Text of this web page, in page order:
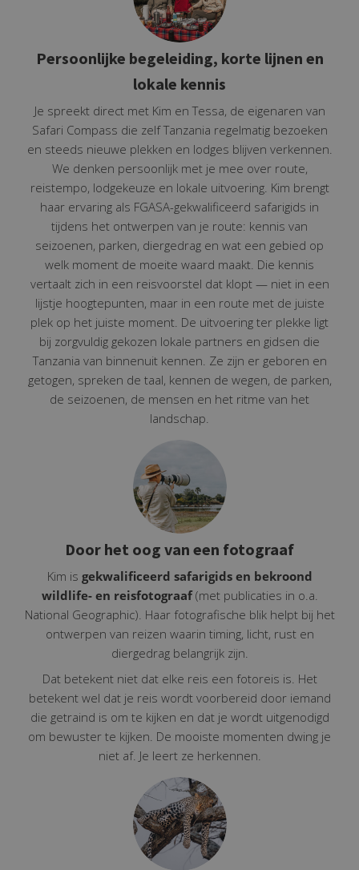
Persoonlijke begeleiding, korte lijnen en
lokale kennis
Je spreekt direct met Kim en Tessa, de eigenaren van
Safari Compass die zelf Tanzania regelmatig bezoeken
en steeds nieuwe plekken en lodges blijven verkennen.
We denken persoonlijk met je mee over route,
reistempo, lodgekeuze en lokale uitvoering. Kim brengt
haar ervaring als FGASA-gekwalificeerd safarigids in
tijdens het ontwerpen van je route: kennis van
seizoenen, parken, diergedrag en wat een gebied op
welk moment de moeite waard maakt. Die kennis
vertaalt zich in een reisvoorstel dat klopt — niet in een
lijstje hoogtepunten, maar in een route met de juiste
plek op het juiste moment. De uitvoering ter plekke ligt
bij zorgvuldig gekozen lokale partners en gidsen die
Tanzania van binnenuit kennen. Ze zijn er geboren en
getogen, spreken de taal, kennen de wegen, de parken,
de seizoenen, de mensen en het ritme van het
landschap.
Door het oog van een fotograaf
Kim is gekwalificeerd safarigids en bekroond
wildlife- en reisfotograaf(met publicaties in o.a.
National Geographic). Haar fotografische blik helpt bij het
ontwerpen van reizen waarin timing, licht, rust en
diergedrag belangrijk zijn.
Dat betekent niet dat elke reis een fotoreis is. Het
betekent wel dat je reis wordt voorbereid door iemand
die getraind is om te kijken en dat je wordt uitgenodigd
om bewuster te kijken. De mooiste momenten dwing je
niet af. Je leert ze herkennen.